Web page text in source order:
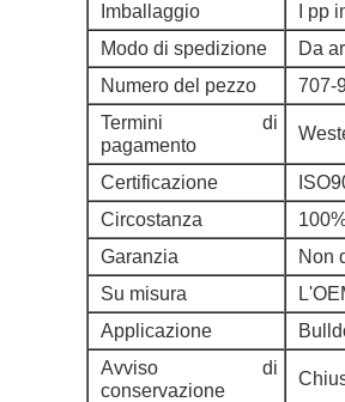
Imballaggio
I pp
Modo di spedizione
Da
Numero del pezzo
707-
Termini di
pagamento
Certificazione
Circostanza
Garanzia
Non
Su misura
Applicazione
Avviso di
conservazione